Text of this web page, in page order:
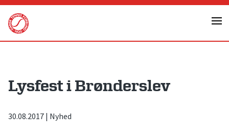
Skip
content
Lysfest i Brønderslev
30.08.2017 | Nyhed